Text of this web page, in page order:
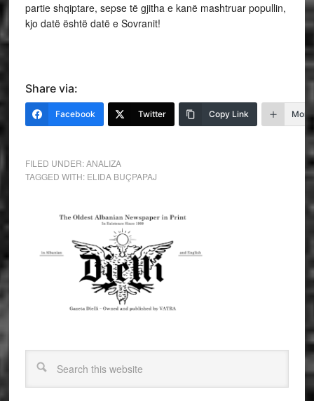
partie shqiptare, sepse të gjitha e kanë mashtruar popullin,
kjo datë është datë e Sovranit!
Share via:
Facebook Twitter Copy Link More
FILED UNDER:ANALIZA
TAGGED WITH: ELIDA BUÇPAPAJ